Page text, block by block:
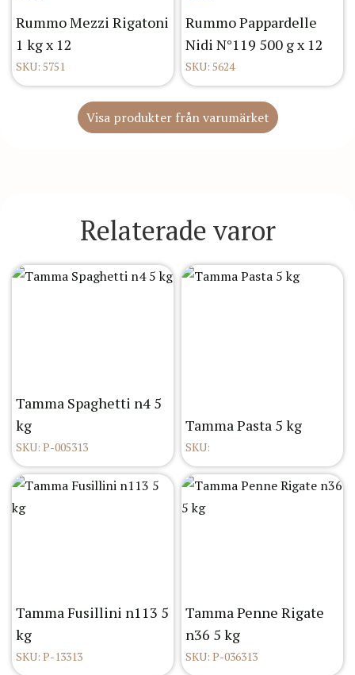
Rummo Mezzi Rigatoni
1 kg x 12
SKU: 5751
Rummo Pappardelle
Nidi N°119 500 g x 12
SKU: 5624
Visa produkter från varumärket
Relaterade varor
Tamma Spaghetti n4 5
kg
SKU: P-005313
Tamma Pasta 5 kg
SKU:
Tamma Fusillini n113 5
kg
SKU: P-13313
Tamma Penne Rigate
n36 5 kg
SKU: P-036313